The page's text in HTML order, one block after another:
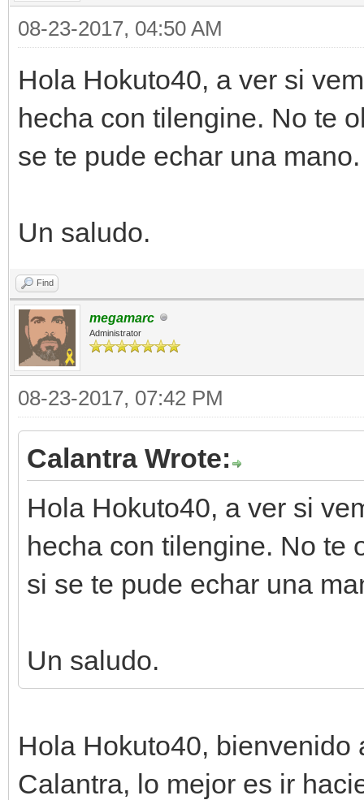
08-23-2017, 04:50 AM
Hola Hokuto40, a ver si
hecha con tilengine. No te
se te pude echar una mano.
Un saludo.
Find
megamarc
Administrator
08-23-2017, 07:42 PM
Calantra Wrote:
Hola Hokuto40, a ver si
hecha con tilengine. No te
si se te pude echar una
Un saludo.
Hola Hokuto40, bienvenido
Calantra, lo mejor es ir